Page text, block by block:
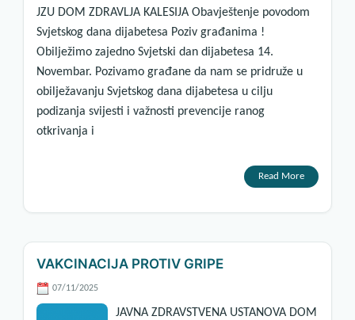
JZU DOM ZDRAVLJA KALESIJA Obavještenje povodom
Svjetskog dana dijabetesa Poziv građanima !
Obilježimo zajedno Svjetski dan dijabetesa 14.
Novembar. Pozivamo građane da nam se pridruže u
obilježavanju Svjetskog dana dijabetesa u cilju
podizanja svijesti i važnosti prevencije ranog
otkrivanja i
Read More
VAKCINACIJA PROTIV GRIPE
07/11/2025
JAVNA ZDRAVSTVENA USTANOVA DOM